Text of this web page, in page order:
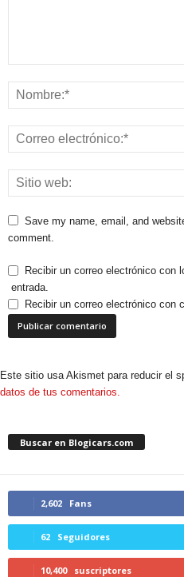
Save my name, email, and
comment.
Recibir un correo electrónico con
entrada.
Recibir un correo electrónico con
Este sitio usa Akismet para reducir el
datos de tus comentarios.
Buscar en Blogicars.com
2,602 Fans
62 Seguidores
10,400 suscriptores